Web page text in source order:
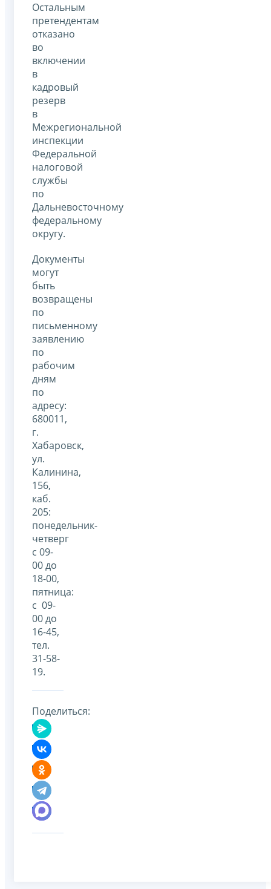
Остальным
претендентам
отказано
во
включении
в
кадровый
резерв
в
Межрегиональной
инспекции
Федеральной
налоговой
службы
по
Дальневосточному
федеральному
округу.
Документы
могут
быть
возвращены
по
письменному
заявлению
по
рабочим
дням
по
адресу:
680011,
г.
Хабаровск,
ул.
Калинина,
156,
каб.
205:
понедельник-
четверг
с 09-
00 до
18-00,
пятница:
с 09-
00 до
16-45,
тел.
31-58-
19.
Поделиться: